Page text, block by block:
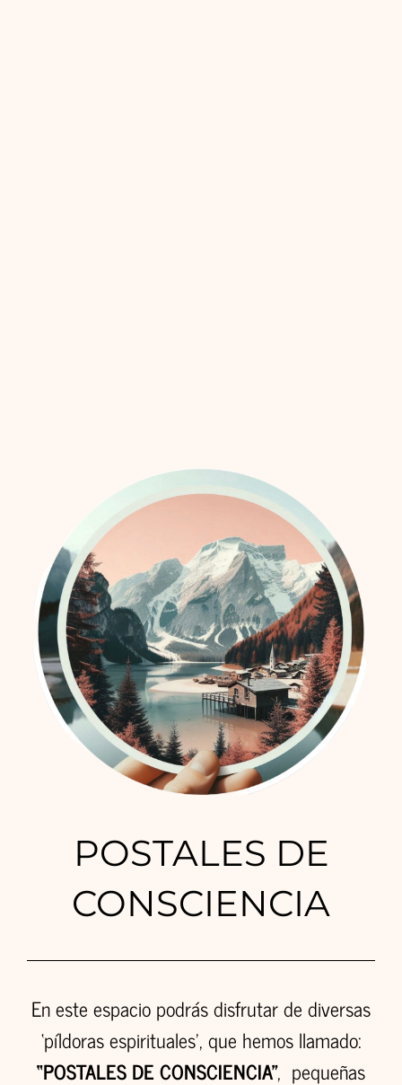
POSTALES DE
CONSCIENCIA
En este espacio podrás disfrutar de diversas
‘píldoras espirituales’, que hemos llamado:
“POSTALES DE CONSCIENCIA”, pequeñas